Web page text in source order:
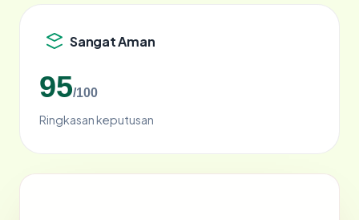
Sangat Aman
95/100
Ringkasan keputusan